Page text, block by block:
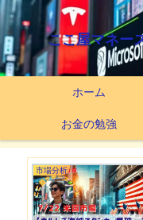
ここ屋マネー
ホーム
お金の勉強
市場分析